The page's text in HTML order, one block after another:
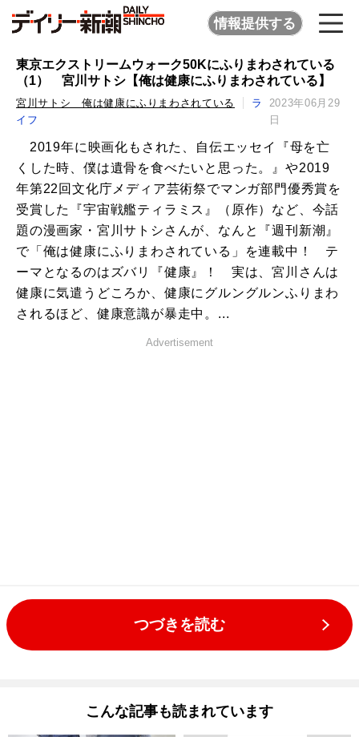
情報提供する
東京エクストリームウォーク50Kにふりまわされている
（1） 宮川サトシ【俺は健康にふりまわされている】
宮川サトシ 俺は健康にふりまわされている
ラ
イフ
2023年06月29
日
2019年に映画化もされた、自伝エッセイ『母を亡
くした時、僕は遺骨を食べたいと思った。』や2019
年第22回文化庁メディア芸術祭でマンガ部門優秀賞を
受賞した『宇宙戦艦ティラミス』（原作）など、今話
題の漫画家・宮川サトシさんが、なんと『週刊新潮』
で「俺は健康にふりまわされている」を連載中！ テ
ーマとなるのはズバリ『健康』！ 実は、宮川さんは
健康に気遣うどころか、健康にグルングルンふりまわ
されるほど、健康意識が暴走中。...
Advertisement
つづきを読む
こんな記事も読まれています